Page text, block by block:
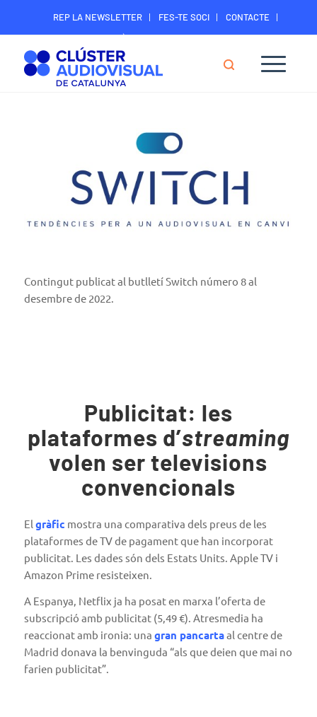
REP LA NEWSLETTER FES-TE SOCI
CONTACTE
ÀREA DIGITAL SOCIS
Contingut publicat al butlletí Switch número 8 al
desembre de 2022.
Publicitat: les
plataformes d’streaming
volen ser televisions
convencionals
El gràfic mostra una comparativa dels preus de les
plataformes de TV de pagament que han incorporat
publicitat. Les dades són dels Estats Units. Apple TV i
Amazon Prime resisteixen.
A Espanya, Netflix ja ha posat en marxa l’oferta de
subscripció amb publicitat (5,49 €). Atresmedia ha
reaccionat amb ironia: una gran pancartaal centre de
Madrid donava la benvinguda “als que deien que mai no
farien publicitat”.